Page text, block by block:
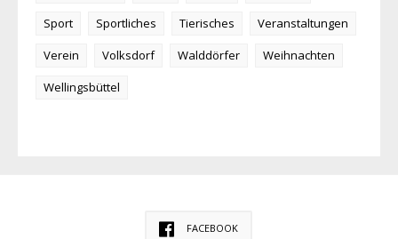
Sport
Sportliches Tierisches
Veranstaltungen
Verein
Volksdorf Walddörfer
Weihnachten
Wellingsbüttel
FACEBOOK